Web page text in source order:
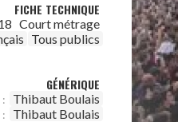
FICHE TECHNIQUE
Court métrage
Tous publics
GÉNÉRIQUE
Thibaut Boulais
Thibaut Boulais